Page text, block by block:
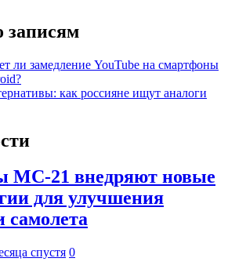
записям
ли замедление YouTube на смартфоны
как россияне ищут аналоги
МС-21 внедряют новые
для улучшения
самолета
спустя 0